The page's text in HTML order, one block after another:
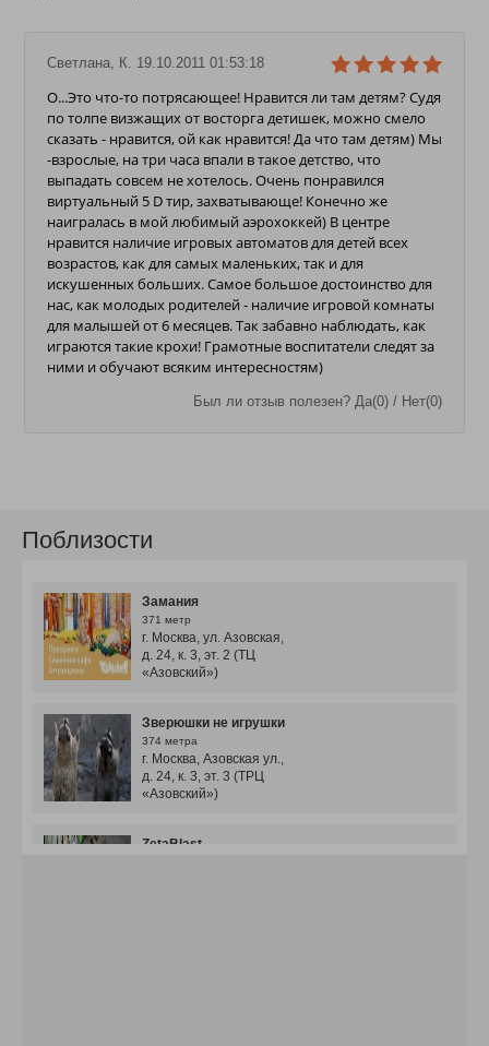
Светлана, К. 19.10.2011 01:53:18
О...Это что-то потрясающее! Нравится ли там детям? Судя
по толпе визжащих от восторга детишек, можно смело
сказать - нравится, ой как нравится! Да что там детям) Мы
-взрослые, на три часа впали в такое детство, что
выпадать совсем не хотелось. Очень понравился
виртуальный 5 D тир, захватывающе! Конечно же
наигралась в мой любимый аэрохоккей) В центре
нравится наличие игровых автоматов для детей всех
возрастов, как для самых маленьких, так и для
искушенных больших. Самое большое достоинство для
нас, как молодых родителей - наличие игровой комнаты
для малышей от 6 месяцев. Так забавно наблюдать, как
играются такие крохи! Грамотные воспитатели следят за
ними и обучают всяким интересностям)
Был ли отзыв полезен? Да(0) / Нет(0)
Поблизости
Замания
371 метр
г. Москва, ул. Азовская,
д. 24, к. 3, эт. 2 (ТЦ
«Азовский»)
Зверюшки не игрушки
374 метрa
г. Москва, Азовская ул.,
д. 24, к. 3, эт. 3 (ТРЦ
«Азовский»)
ZetaBlast